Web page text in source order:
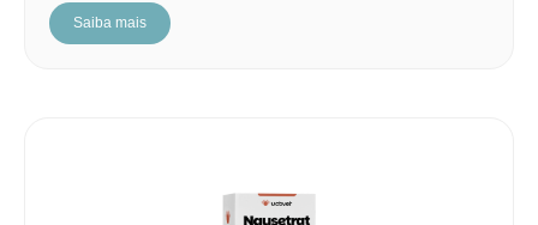
Saiba mais